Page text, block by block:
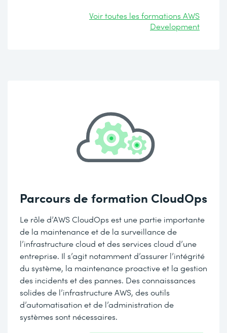
Voir toutes les formations AWS
Development
Parcours de formation CloudOps
Le rôle d’AWS CloudOps est une partie importante
de la maintenance et de la surveillance de
l’infrastructure cloud et des services cloud d’une
entreprise. Il s’agit notamment d’assurer l’intégrité
du système, la maintenance proactive et la gestion
des incidents et des pannes. Des connaissances
solides de l’infrastructure AWS, des outils
d’automatisation et de l’administration de
systèmes sont nécessaires.